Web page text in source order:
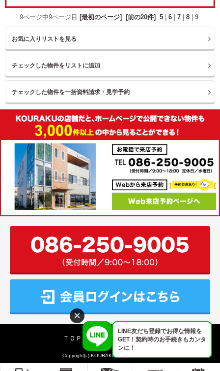
9ページ中9ページ目 [最初のページ] [前の20件] 5 6 7 8 9
お気に入りリストを見る
ＴＯＰ 会社案内 アクセス
Copyright(c) KOURAKU All rights reserved.
×
LINE友だち登録でお得な情報を
GET！契約時のお手続きもカンタ
ンに！